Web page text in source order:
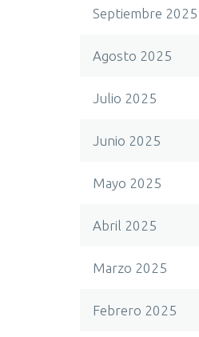
Septiembre 2025
Agosto 2025
Julio 2025
Junio 2025
Mayo 2025
Abril 2025
Marzo 2025
Febrero 2025